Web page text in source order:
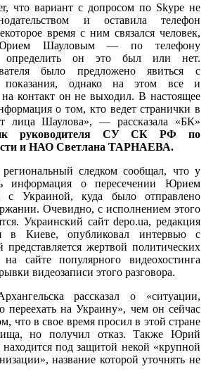
что вариант с допросом по Skype не
и оставила телефон
время с ним связался человек,
Юрием Шауловым — по телефону
определить он это был или нет.
было предложено явиться с
показания, однако на этом все и
на контакт он не выходил. В настоящее
о том, кто ведет странички в
лица Шаулова», — рассказала «БК»
руководителя СУ СК РФ по
и НАО Светлана ТАРНАЕВА.
следком сообщал, что у
информация о пересечении Юрием
Украиной, куда было отправлено
Очевидно, с исполнением этого
Украинский сайт depo.ua, редакция
в Киеве, опубликовал интервью с
жертвой политических
сайте популярного видеохостинга
видеозаписи этого разговора.
рассказал о «ситуации,
переехать на Украину», чем он сейчас
что в свое время просил в этой стране
но получил отказ. Также Юрий
под защитой некой «крупной
название которой уточнять не